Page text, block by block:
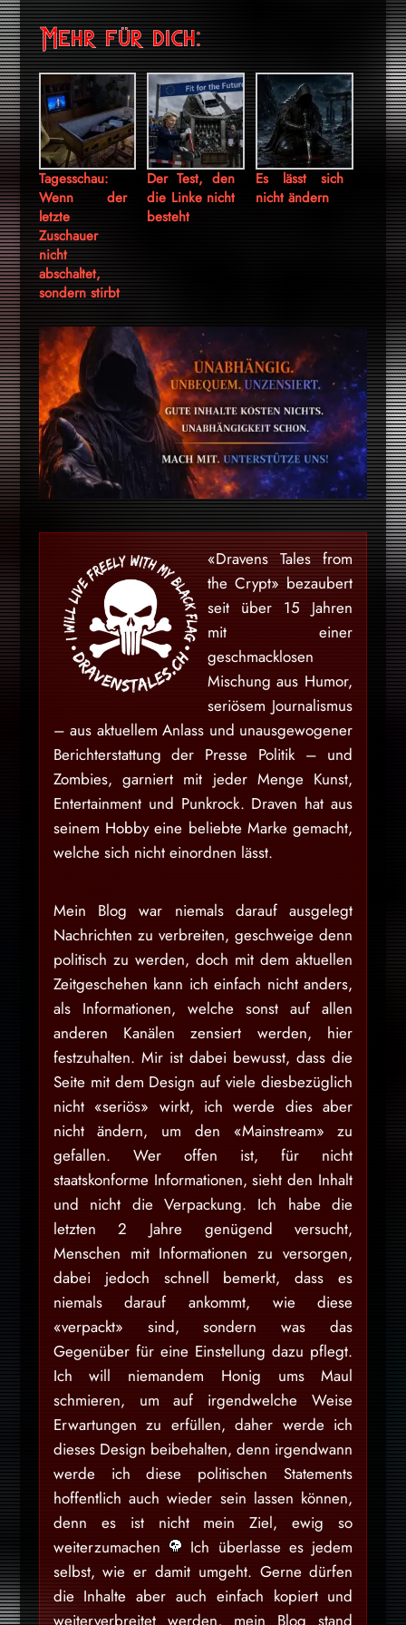
Mehr für dich:
Tagesschau:
Wenn der
letzte
Zuschauer
nicht
abschaltet,
sondern stirbt
Der Test, den
die Linke nicht
besteht
Es lässt sich
nicht ändern
«Dravens Tales from
the Crypt» bezaubert
seit über 15 Jahren
mit einer
geschmacklosen
Mischung aus Humor,
seriösem Journalismus
– aus aktuellem Anlass und unausgewogener
Berichterstattung der Presse Politik – und
Zombies, garniert mit jeder Menge Kunst,
Entertainment und Punkrock. Draven hat aus
seinem Hobby eine beliebte Marke gemacht,
welche sich nicht einordnen lässt.
Mein Blog war niemals darauf ausgelegt
Nachrichten zu verbreiten, geschweige denn
politisch zu werden, doch mit dem aktuellen
Zeitgeschehen kann ich einfach nicht anders,
als Informationen, welche sonst auf allen
anderen Kanälen zensiert werden, hier
festzuhalten. Mir ist dabei bewusst, dass die
Seite mit dem Design auf viele diesbezüglich
nicht «seriös» wirkt, ich werde dies aber
nicht ändern, um den «Mainstream» zu
gefallen. Wer offen ist, für nicht
staatskonforme Informationen, sieht den Inhalt
und nicht die Verpackung. Ich habe die
letzten 2 Jahre genügend versucht,
Menschen mit Informationen zu versorgen,
dabei jedoch schnell bemerkt, dass es
niemals darauf ankommt, wie diese
«verpackt» sind, sondern was das
Gegenüber für eine Einstellung dazu pflegt.
Ich will niemandem Honig ums Maul
schmieren, um auf irgendwelche Weise
Erwartungen zu erfüllen, daher werde ich
dieses Design beibehalten, denn irgendwann
werde ich diese politischen Statements
hoffentlich auch wieder sein lassen können,
denn es ist nicht mein Ziel, ewig so
weiterzumachen
Ich überlasse es jedem
selbst, wie er damit umgeht. Gerne dürfen
die Inhalte aber auch einfach kopiert und